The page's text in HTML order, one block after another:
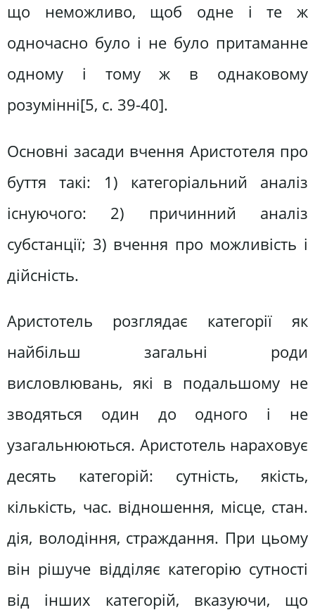
що неможливо, щоб одне і те ж
одночасно було і не було притаманне
одному і тому ж в однаковому
розумінні[5, c. 39-40].
Основні засади вчення Аристотеля про
буття такі: 1) категоріальний аналіз
існуючого: 2) причинний аналіз
субстанції; 3) вчення про можливість і
дійсність.
Аристотель розглядає категорії як
найбільш загальні роди
висловлювань, які в подальшому не
зводяться один до одного і не
узагальнюються. Аристотель нараховує
десять категорій: сутність, якість,
кількість, час. відношення, місце, стан.
дія, володіння, страждання. При цьому
він рішуче відділяє категорію сутності
від інших категорій, вказуючи, що